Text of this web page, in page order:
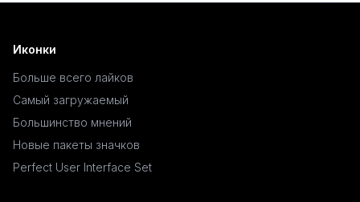
Иконки
Больше всего лайков
Самый загружаемый
Большинство мнений
Новые пакеты значков
Perfect User Interface Set